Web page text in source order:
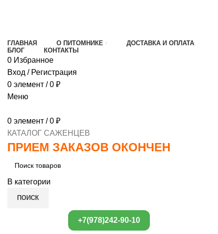
ГЛАВНАЯ О ПИТОМНИКЕ
ДОСТАВКА И ОПЛАТА
БЛОГ
КОНТАКТЫ
0 Избранное
Вход / Регистрация
0 элемент / 0 ₽
Меню
0 элемент / 0 ₽
КАТАЛОГ САЖЕНЦЕВ
ПРИЕМ ЗАКАЗОВ ОКОНЧЕН
В категории
ПОИСК
+7(978)242-90-10